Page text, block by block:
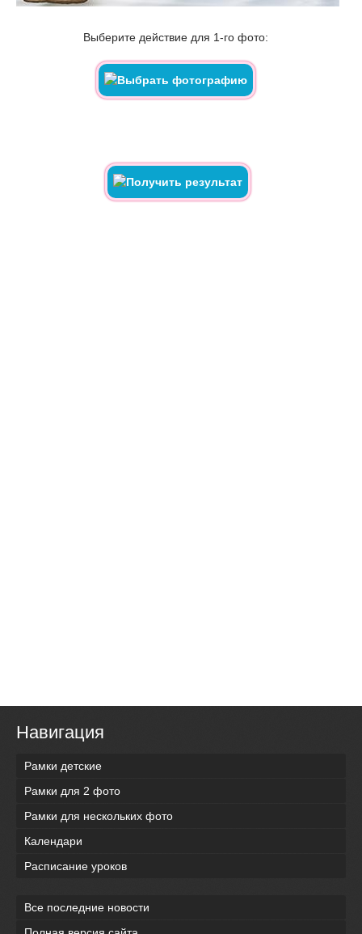
Выберите действие для 1-го фото:
Навигация
Рамки детские
Рамки для 2 фото
Рамки для нескольких фото
Календари
Расписание уроков
Все последние новости